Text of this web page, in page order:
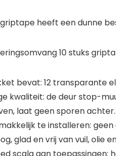
heeft een dunne
10 stuks
bevat: 12 transparante
kwaliteit: de deur stop-
laat geen sporen
te installeren:
glad en vrij van vuil, olie